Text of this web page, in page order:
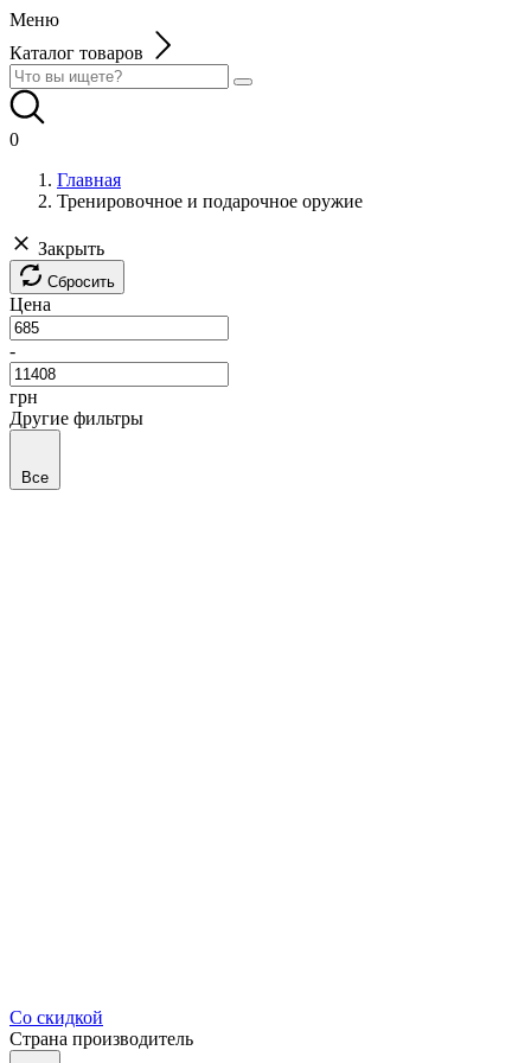
Меню
Каталог товаров
0
Главная
Тренировочное и подарочное оружие
Закрыть
Сбросить
Цена
-
грн
Другие фильтры
Все
Со скидкой
Страна производитель